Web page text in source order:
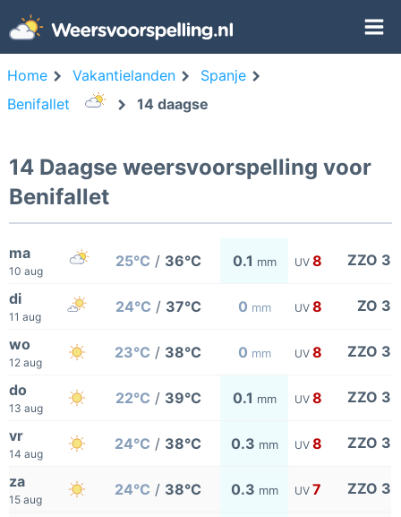
Home Vakantielanden
Spanje
Benifallet
14 daagse
14 Daagse weersvoorspelling voor
Benifallet
ma
10 aug
25°C / 36°C 0.1 mm UV 8 ZZO 3
di
11 aug
24°C / 37°C 0 mm UV 8 ZO 3
wo
12 aug
23°C / 38°C 0 mm UV 8 ZZO 3
do
13 aug
22°C / 39°C 0.1 mm UV 8 ZZO 3
vr
14 aug
24°C / 38°C 0.3 mm UV 8 ZZO 3
za
15 aug
24°C / 38°C 0.3 mm UV 7 ZZO 3